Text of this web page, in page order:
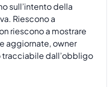
sull’intento della
Riescono a
riescono a mostrare
aggiornate, owner
tracciabile dall’obbligo